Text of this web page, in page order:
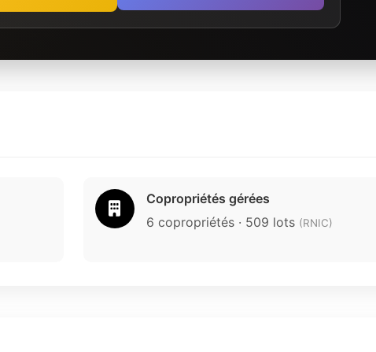
Copropriétés gérées
6 copropriétés · 509 lots (RNIC)